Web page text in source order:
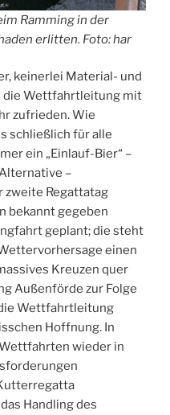
Ramming in der
erlitten. Foto: har
keinerlei Material- und
die Wettfahrtleitung mit
zufrieden. Wie
schließlich für alle
ein „Einlauf-Bier“ –
–
zweite Regattatag
bekannt gegeben
geplant; die steht
einen
Kreuzen quer
Außenförde zur Folge
Wettfahrtleitung
Hoffnung. In
wieder in
Handling des